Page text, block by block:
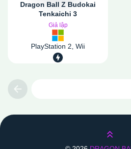
Dragon Ball Z Budokai
Tenkaichi 3
Giả lập
PlayStation 2, Wii
Lên trên